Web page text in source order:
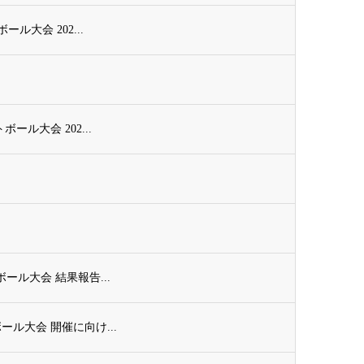
ール大会 202...
ール大会 202...
ール大会 結果報告...
ル大会 開催に向け...